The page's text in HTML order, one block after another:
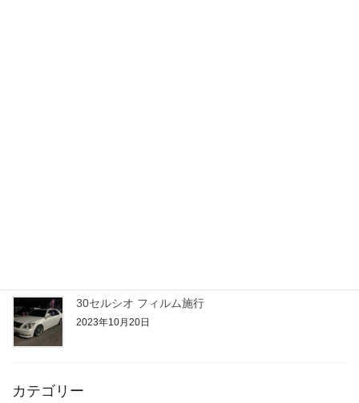
30セルシオ フィルム施行
2023年10月20日
カテゴリー